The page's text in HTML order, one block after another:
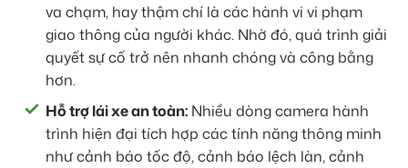
va chạm, hay thậm chí là các hành vi vi phạm
giao thông của người khác. Nhờ đó, quá trình giải
quyết sự cố trở nên nhanh chóng và công bằng
hơn.
Hỗ trợ lái xe an toàn: Nhiều dòng camera hành
trình hiện đại tích hợp các tính năng thông minh
như cảnh báo tốc độ, cảnh báo lệch làn, cảnh